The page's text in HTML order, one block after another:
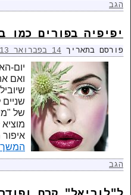
הגב
יפיפיה בפורים כמו
פורסם בתאריך 14 בפברואר 2013
יום-
ואם
של
המשך
הגב